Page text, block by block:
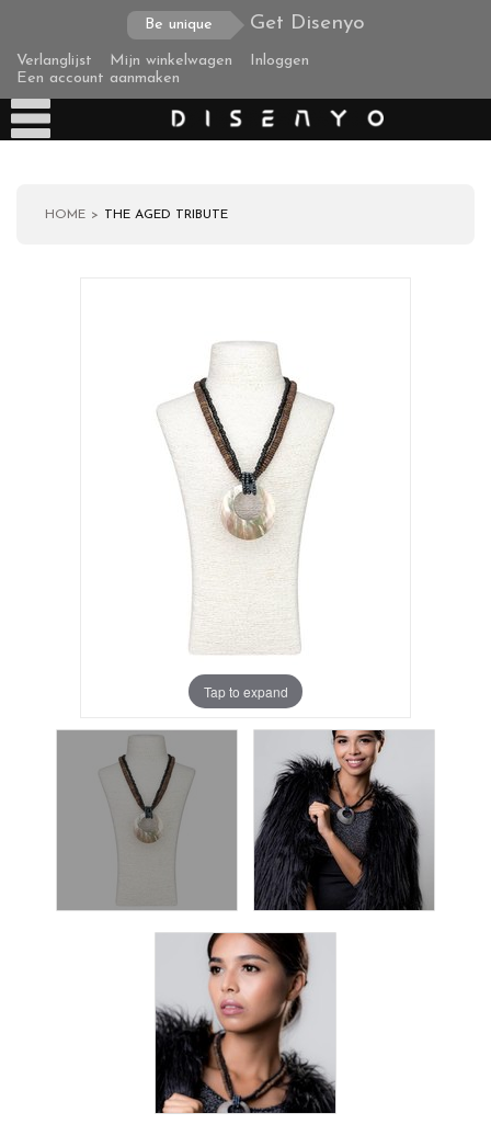
Be unique Get Disenyo
Verlanglijst Mijn winkelwagen
Inloggen
Een account aanmaken
HOME THE AGED TRIBUTE
Tap to expand